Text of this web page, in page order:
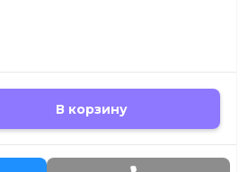
В корзину